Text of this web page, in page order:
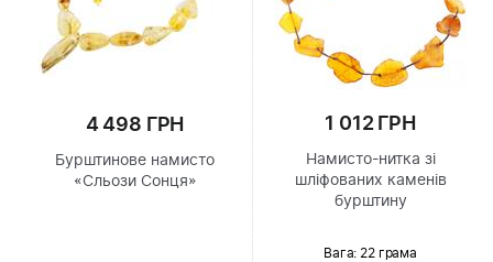
4 498 ГРН
Бурштинове намисто
«Сльози Сонця»
1 012 ГРН
Намисто-нитка зі
шліфованих каменів
бурштину
Вага: 22 грама